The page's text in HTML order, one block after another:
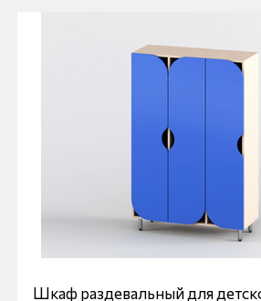
Шкаф раздевальный для